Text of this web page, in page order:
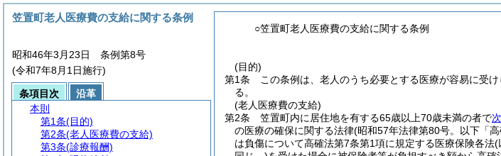
○笠置町老人医療費の支給に関する条例
(目的)
第1条
この条例は、老人のうち必要とする医療が容易に受
る。
(老人医療費の支給)
第2条
笠置町内に居住地を有する65歳以上70歳未満の者で
の医療の確保に関する法律(昭和57年法律第80号。以下「
は負傷について高確法第7条第1項に規定する医療保険各法(
笠置町老人医療費の支給に関する条例
昭和46年3月23日 条例第8号
(令和7年8月1日施行)
条項目次
沿革
本則
第1条(目的)
第2条(老人医療費の支給)
第3条(診療報酬)